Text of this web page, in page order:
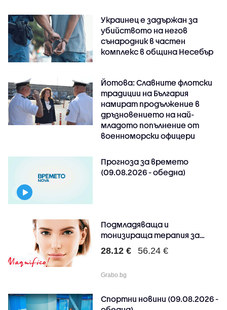
Украинец е задържан за
убийството на негов
сънародник в частен
комплекс в община Несебър
Йотова: Славните флотски
традиции на България
намират продължение в
дръзновението на най-
младото попълнение от
военноморски офицери
Прогноза за времето
(09.08.2026 - обедна)
Подмладяваща и
тонизираща терапия за
лице с ..
28.12 € 56.24 €
Grabo.bg
Спортни новини (09.08.2026 -